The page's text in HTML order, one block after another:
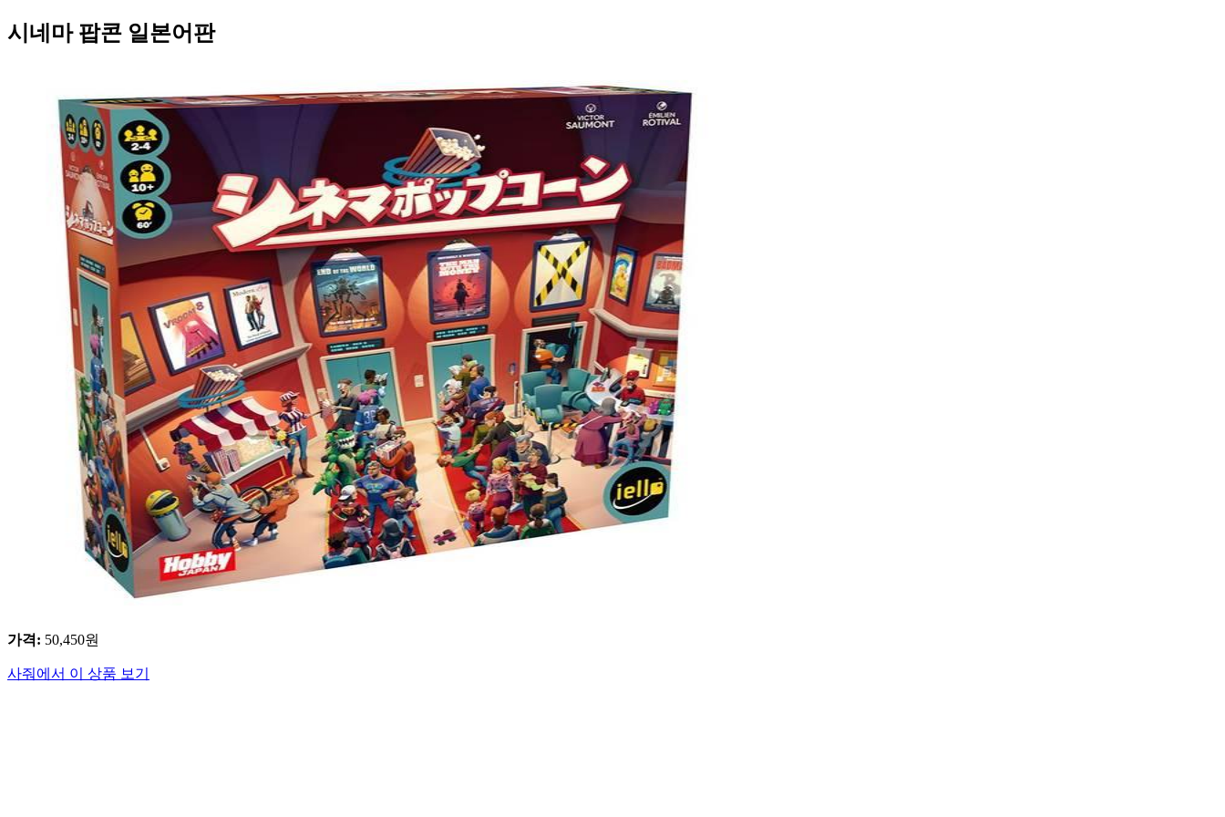
시네마 팝콘 일본어판
가격: 50,450원
사줘에서 이 상품 보기